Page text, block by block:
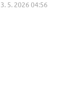
3. 5. 2026 04:56